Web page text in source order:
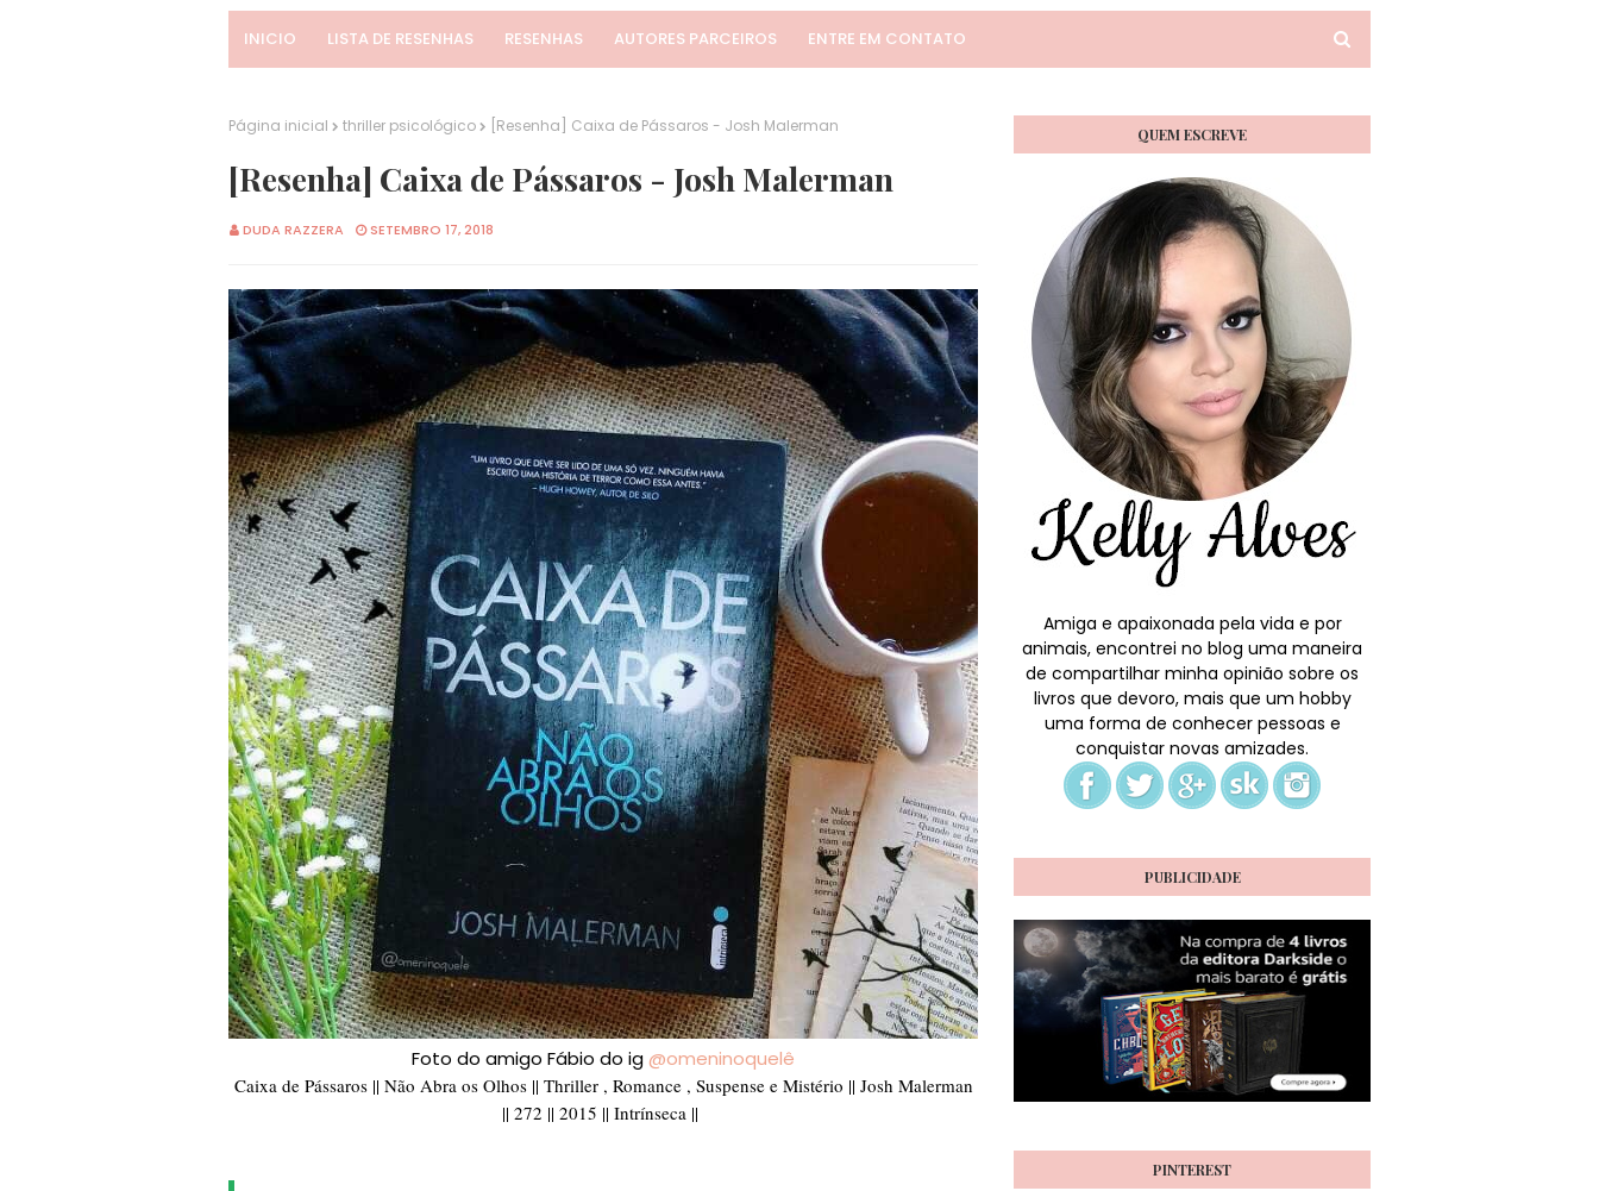
INICIO LISTA DE RESENHAS RESENHAS AUTORES PARCEIROS ENTRE EM CONTATO
Página inicial thriller psicológico [Resenha] Caixa de Pássaros - Josh Malerman
[Resenha] Caixa de Pássaros - Josh Malerman
DUDA RAZZERA SETEMBRO 17, 2018
Foto do amigo Fábio do ig@omeninoquelê
Caixa de Pássaros || Não Abra os Olhos || Thriller , Romance , Suspense e Mistério || Josh Malerman
|| 272 || 2015 || Intrínseca ||
QUEM ESCREVE
Amiga e apaixonada pela vida e por
animais, encontrei no blog uma maneira
de compartilhar minha opinião sobre os
livros que devoro, mais que um hobby
uma forma de conhecer pessoas e
conquistar novas amizades.
PUBLICIDADE
PINTEREST